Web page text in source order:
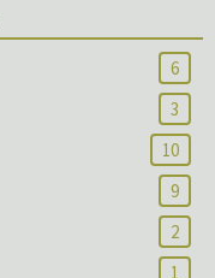
6
3
10
9
2
1